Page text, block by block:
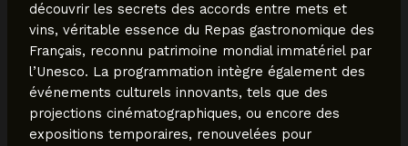
découvrir les secrets des accords entre mets et
vins, véritable essence du Repas gastronomique des
Français, reconnu patrimoine mondial immatériel par
l’Unesco. La programmation intègre également des
événements culturels innovants, tels que des
projections cinématographiques, ou encore des
expositions temporaires, renouvelées pour